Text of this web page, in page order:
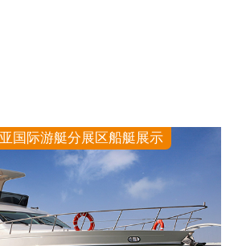
国际游艇分展区船艇展示